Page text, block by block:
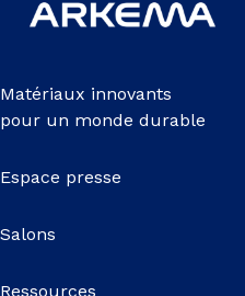
Matériaux innovants
pour un monde durable
Espace presse
Salons
Ressources